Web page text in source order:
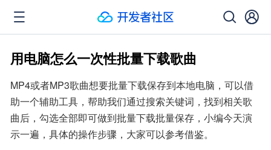
用电脑怎么一次性批量下载歌曲
MP4或者MP3歌曲想要批量下载保存到本地电脑，可以借
助一个辅助工具，帮助我们通过搜索关键词，找到相关歌
曲后，勾选全部即可做到批量下载批量保存，小编今天演
示一遍，具体的操作步骤，大家可以参考借鉴。